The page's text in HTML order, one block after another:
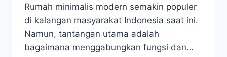
Rumah minimalis modern semakin populer
di kalangan masyarakat Indonesia saat ini.
Namun, tantangan utama adalah
bagaimana menggabungkan fungsi dan…